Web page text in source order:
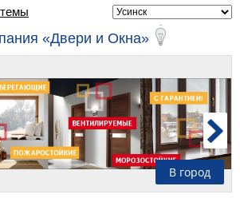
«Двери и Окна»
В город